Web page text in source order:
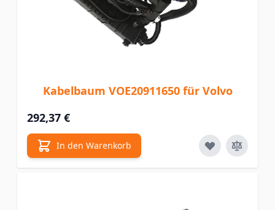
Kabelbaum VOE20911650 für Volvo
292,37 €
In den Warenkorb